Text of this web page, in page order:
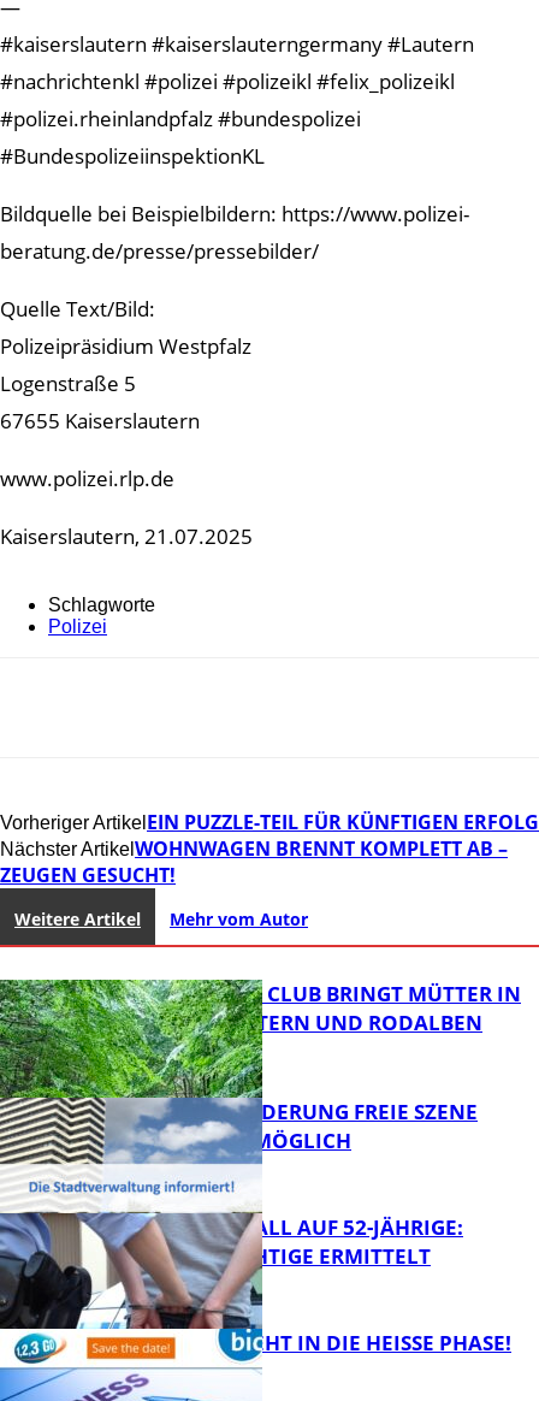
—
#kaiserslautern #kaiserslauterngermany #Lautern
#nachrichtenkl #polizei #polizeikl #felix_polizeikl
#polizei.rheinlandpfalz #bundespolizei
#BundespolizeiinspektionKL
Bildquelle bei Beispielbildern: https://www.polizei-
beratung.de/presse/pressebilder/
Quelle Text/Bild:
Polizeipräsidium Westpfalz
Logenstraße 5
67655 Kaiserslautern
www.polizei.rlp.de
Kaiserslautern, 21.07.2025
Schlagworte
Polizei
Vorheriger Artikel EIN PUZZLE-TEIL FÜR KÜNFTIGEN ERFOLG
Nächster Artikel WOHNWAGEN BRENNT KOMPLETT AB –
ZEUGEN GESUCHT!
Weitere Artikel Mehr vom Autor
FB News
NEUER MOM CLUB BRINGT MÜTTER IN
KAISERSLAUTERN UND RODALBEN
ZUSAMMEN
FB Kultur
PROJEKTFÖRDERUNG FREIE SZENE
WEITERHIN MÖGLICH
RAUBÜBERFALL AUF 52-JÄHRIGE:
TATVERDÄCHTIGE ERMITTELT
1,2,3 GO® GEHT IN DIE HEISSE PHASE!